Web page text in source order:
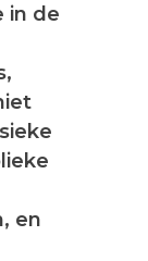
in de
en